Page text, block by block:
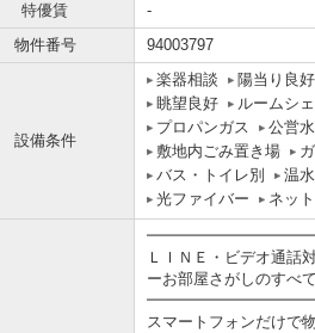
特優賃
-
物件番号
94003797
設備条件
楽器相談 陽当り良好
眺望良好
ルームシ
プロパンガス
公営
敷地内ごみ置き場
バス・トイレ別
温
光ファイバー
ネッ
ＬＩＮＥ・ビデオ通話
ーお部屋さがしのすべ
スマートフォンだけで